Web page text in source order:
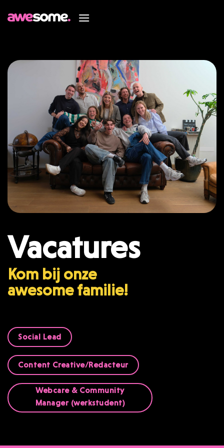
naar
Vacatures
Kom bij onze
awesome familie!
Social Lead
Content Creative/Redacteur
Webcare & Community
Manager (werkstudent)